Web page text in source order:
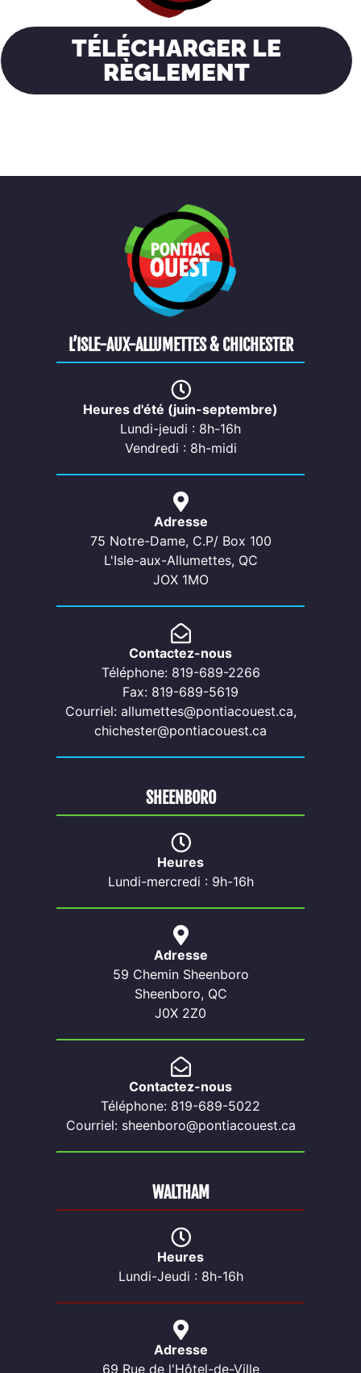
TÉLÉCHARGER LE
RÈGLEMENT
L’ISLE-AUX-ALLUMETTES & CHICHESTER
Heures d'été (juin-septembre)
Lundi-jeudi : 8h-16h
Vendredi : 8h-midi
Adresse
75 Notre-Dame, C.P/ Box 100
L'Isle-aux-Allumettes, QC
JOX 1MO
Contactez-nous
Téléphone: 819-689-2266
Fax: 819-689-5619
Courriel: allumettes@pontiacouest.ca,
chichester@pontiacouest.ca
SHEENBORO
Heures
Lundi-mercredi : 9h-16h
Adresse
59 Chemin Sheenboro
Sheenboro, QC
J0X 2Z0
Contactez-nous
Téléphone: 819-689-5022
Courriel: sheenboro@pontiacouest.ca
Heures
Lundi-Jeudi : 8h-16h
Adresse
69 Rue de l'Hôtel-de-Ville
WALTHAM